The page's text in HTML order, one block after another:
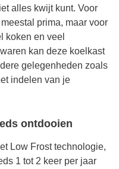
alles kwijt kunt. Voor
prima, maar voor
koken en veel
kan deze koelkast
gelegenheden zoals
indelen van je
ontdooien
Low Frost technologie,
1 tot 2 keer per jaar